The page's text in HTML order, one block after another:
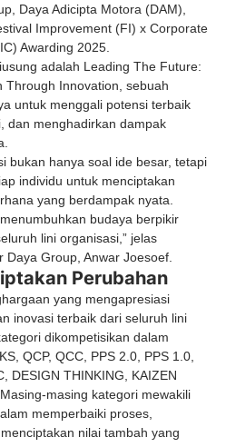
Daya Adicipta Motora (DAM),
Improvement (FI) x Corporate
Awarding 2025.
adalah Leading The Future:
Through Innovation , sebuah
untuk menggali potensi terbaik
dan menghadirkan dampak
bukan hanya soal ide besar, tetapi
individu untuk menciptakan
yang berdampak nyata.
budaya berpikir
lini organisasi,” jelas
Group, Anwar Joesoef.
Perubahan
yang mengapresiasi
inovasi terbaik dari seluruh lini
dikompetisikan dalam
QCP, QCC, PPS 2.0, PPS 1.0,
DESIGN THINKING, KAIZEN
masing kategori mewakili
memperbaiki proses,
nilai tambah yang